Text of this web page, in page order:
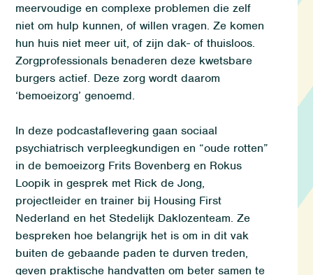
meervoudige en complexe problemen die zelf
niet om hulp kunnen, of willen vragen. Ze komen
hun huis niet meer uit, of zijn dak- of thuisloos.
Zorgprofessionals benaderen deze kwetsbare
burgers actief. Deze zorg wordt daarom
‘bemoeizorg’ genoemd.
In deze podcastaflevering gaansociaal
psychiatrisch verpleegkundigen en “oude rotten”
in de bemoeizorg Frits Bovenberg en Rokus
Loopik in gesprek met Rick de Jong,
projectleider en trainer bij Housing First
Nederland en het Stedelijk Daklozenteam. Ze
bespreken hoe belangrijk het is om in dit vak
buiten de gebaande paden te durven treden,
geven praktische handvatten om beter samen te